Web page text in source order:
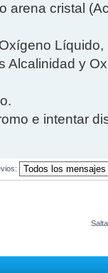
arena cristal
Alcalinidad y
e intentar